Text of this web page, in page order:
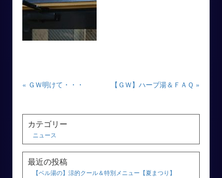
« ＧＷ明けて・・・ 【ＧＷ】ハーブ湯＆ＦＡＱ »
カテゴリー
ニュース
最近の投稿
【ベル湯の】涼的クール＆特別メニュー【夏まつり】